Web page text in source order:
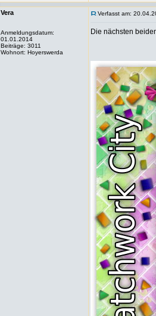
Vera
Anmeldungsdatum:
01.01.2014
Beiträge: 3011
Wohnort: Hoyerswerda
Verfasst am:
Die nächsten